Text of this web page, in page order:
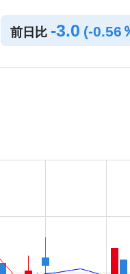
前日比 -3.0 (-0.56